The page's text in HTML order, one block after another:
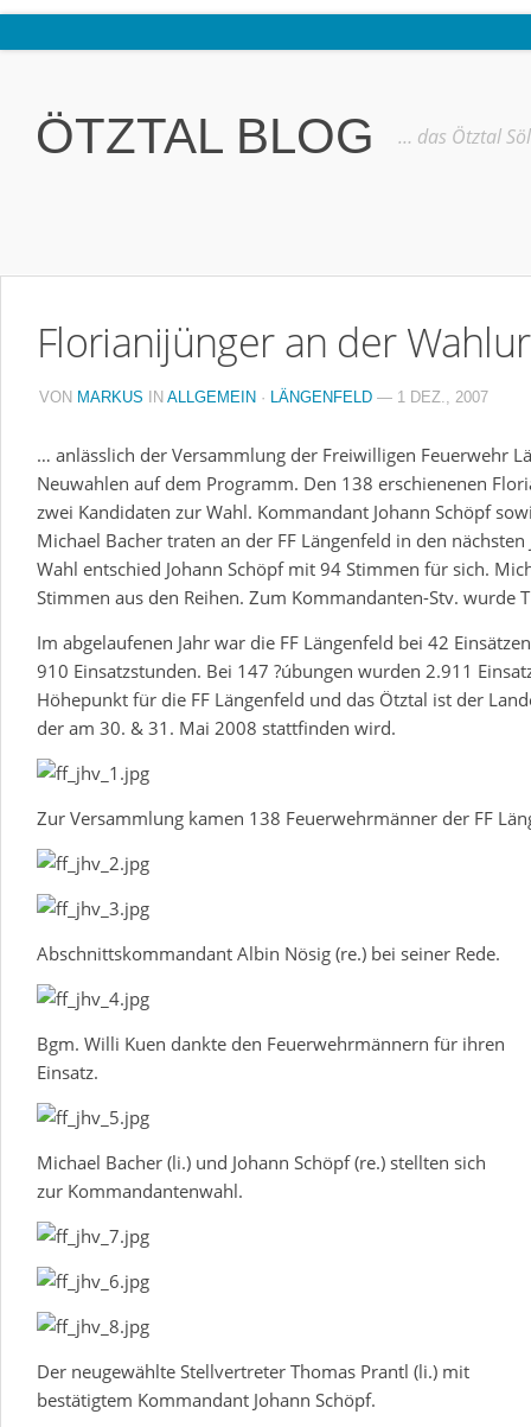
Ötztal
Interviews
Kostenloser Bustransfer ins Gletscherskigebiet von Sölden
Datenschutzerklärung
ÖTZTAL BLOG … das Ötztal
Florianijünger an der
VON MARKUS IN ALLGEMEIN · LÄNGENFELD — 1 DEZ., 2007
… anlässlich der Versammlung der Freiwilligen Feuerwehr
Neuwahlen auf dem Programm. Den 138 erschienenen
zwei Kandidaten zur Wahl. Kommandant Johann Schöpf
Michael Bacher traten an der FF Längenfeld in den
Wahl entschied Johann Schöpf mit 94 Stimmen für sich.
Stimmen aus den Reihen. Zum Kommandanten-Stv. wurde
Im abgelaufenen Jahr war die FF Längenfeld bei 42
910 Einsatzstunden. Bei 147 ?úbungen wurden 2.911
Höhepunkt für die FF Längenfeld und das Ötztal ist der
der am 30. & 31. Mai 2008 stattfinden wird.
Zur Versammlung kamen 138 Feuerwehrmänner der FF
Abschnittskommandant Albin Nösig (re.) bei seiner Rede.
Bgm. Willi Kuen dankte den Feuerwehrmännern für ihren
Einsatz.
Michael Bacher (li.) und Johann Schöpf (re.) stellten sich
zur Kommandantenwahl.
Der neugewählte Stellvertreter Thomas Prantl (li.) mit
bestätigtem Kommandant Johann Schöpf.